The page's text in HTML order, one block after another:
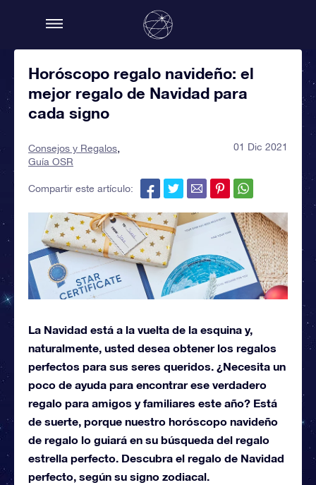
Horóscopo regalo navideño: el
mejor regalo de Navidad para
cada signo
Consejos y Regalos
Guía OSR
01 Dic 2021
Compartir este artículo:
La Navidad está a la vuelta de la esquina y,
naturalmente, usted desea obtener los regalos
perfectos para sus seres queridos. ¿Necesita un
poco de ayuda para encontrar ese verdadero
regalo para amigos y familiares este año? Está
de suerte, porque nuestro horóscopo navideño
de regalo lo guiará en su búsqueda del regalo
estrella perfecto. Descubra el regalo de Navidad
perfecto, según su signo zodiacal.